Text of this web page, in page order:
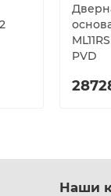
PVD
Наши